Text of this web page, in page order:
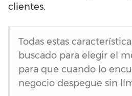
clientes.
Todas estas
buscado para elegir el
para que cuando lo
negocio despegue sin